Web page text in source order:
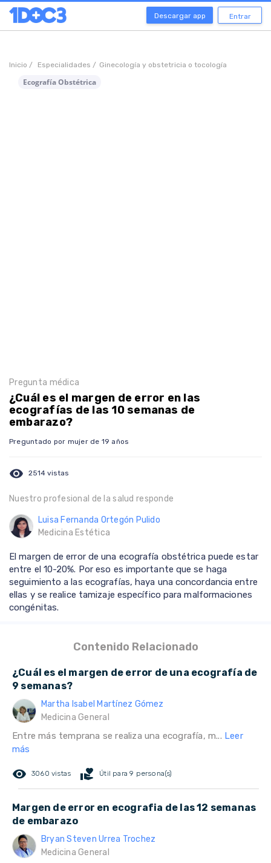
Descargar app Entrar
Inicio / Especialidades / Ginecología y obstetricia o tocología
Ecografía Obstétrica
Pregunta médica
¿Cuál es el margen de error en las
ecografías de las 10 semanas de
embarazo?
Preguntado por mujer de 19 años
visibility 2514 vistas
Nuestro profesional de la salud responde
Luisa Fernanda Ortegón Pulido
Medicina Estética
El margen de error de una ecografía obstétrica puede estar
entre el 10-20%. Por eso es importante que se haga
seguimiento a las ecografías, haya una concordancia entre
ellas y se realice tamizaje específico para malformaciones
congénitas.
Contenido Relacionado
¿Cuál es el margen de error de una ecografía de
9 semanas?
Martha Isabel Martínez Gómez
Medicina General
Entre más temprana se realiza una ecografía, m... Leer
más
remove_red_eye 3060 vistas volunteer_activism Útil para 9 persona(s)
Margen de error en ecografia de las 12 semanas
de embarazo
Bryan Steven Urrea Trochez
Medicina General